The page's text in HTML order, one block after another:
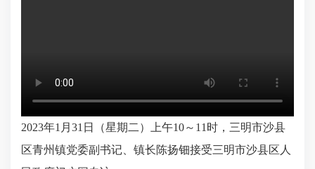
2023年1月31日（星期二）上午10～11时，三明市沙县
区青州镇党委副书记、镇长陈扬钿接受三明市沙县区人